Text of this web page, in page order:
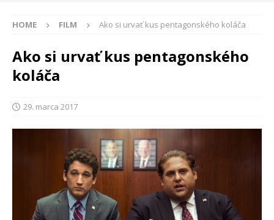
HOME FILM Ako si urvať kus pentagonského koláča
Ako si urvať kus pentagonského
koláča
29. marca 2017